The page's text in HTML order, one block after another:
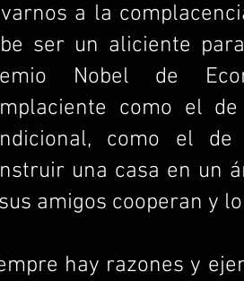
a la
ser un aliciente
Nobel de
como el
como el
una casa en un
amigos cooperan y
hay razones y